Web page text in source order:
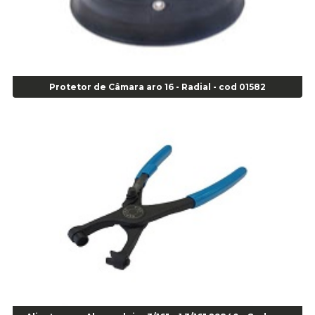
Agulha Escariadora Passeio - Cod 02978
Agulha Escariadora/ Alargadora Caminhão - COD. 02342
Agulha Inserto Pneu s/ câmara - Caminhão - Cod 01909
Agulha para Aplicação Vipstem- Vipal - Cod 02558
Alicate Anéis Interno Reto 3.3/8 pol x 6.1/2 pol - cod 00977
Alicate Bico Reto - Cod 02804
Alicate Bico Reto para Anéis Internos - Cod 00892
Alicate Bico Reto Tipo Telefone - Cod 02911
Alicate Bomba D Água - Cod 01326
Alicate Corte Diagonal - Cod 02138
Alicate Corte Frontal - Cod 02685
Protetor de Câmara aro 16 - Radial - cod 01582